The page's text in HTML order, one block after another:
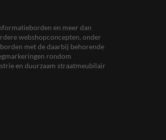
en meer dan
webshopconcepten, onder
met de daarbij behorende
rondom
en duurzaam straatmeubilair